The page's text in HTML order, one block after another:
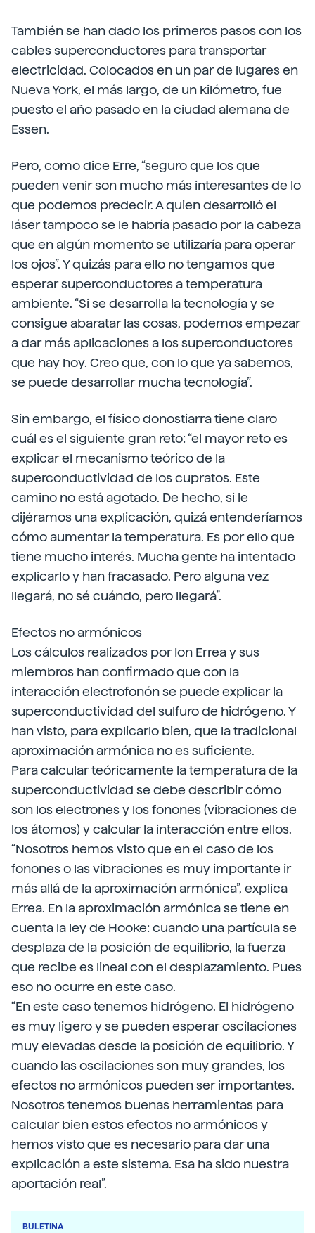
También se han dado los primeros pasos con los
cables superconductores para transportar
electricidad. Colocados en un par de lugares en
Nueva York, el más largo, de un kilómetro, fue
puesto el año pasado en la ciudad alemana de
Essen.
Pero, como dice Erre, “seguro que los que
pueden venir son mucho más interesantes de lo
que podemos predecir. A quien desarrolló el
láser tampoco se le habría pasado por la cabeza
que en algún momento se utilizaría para operar
los ojos”. Y quizás para ello no tengamos que
esperar superconductores a temperatura
ambiente. “Si se desarrolla la tecnología y se
consigue abaratar las cosas, podemos empezar
a dar más aplicaciones a los superconductores
que hay hoy. Creo que, con lo que ya sabemos,
se puede desarrollar mucha tecnología”.
Sin embargo, el físico donostiarra tiene claro
cuál es el siguiente gran reto: “el mayor reto es
explicar el mecanismo teórico de la
superconductividad de los cupratos. Este
camino no está agotado. De hecho, si le
dijéramos una explicación, quizá entenderíamos
cómo aumentar la temperatura. Es por ello que
tiene mucho interés. Mucha gente ha intentado
explicarlo y han fracasado. Pero alguna vez
llegará, no sé cuándo, pero llegará”.
Efectos no armónicos
Los cálculos realizados por Ion Errea y sus
miembros han confirmado que con la
interacción electrofonón se puede explicar la
superconductividad del sulfuro de hidrógeno. Y
han visto, para explicarlo bien, que la tradicional
aproximación armónica no es suficiente.
Para calcular teóricamente la temperatura de la
superconductividad se debe describir cómo
son los electrones y los fonones (vibraciones de
los átomos) y calcular la interacción entre ellos.
“Nosotros hemos visto que en el caso de los
fonones o las vibraciones es muy importante ir
más allá de la aproximación armónica”, explica
Errea. En la aproximación armónica se tiene en
cuenta la ley de Hooke: cuando una partícula se
desplaza de la posición de equilibrio, la fuerza
que recibe es lineal con el desplazamiento. Pues
eso no ocurre en este caso.
“En este caso tenemos hidrógeno. El hidrógeno
es muy ligero y se pueden esperar oscilaciones
muy elevadas desde la posición de equilibrio. Y
cuando las oscilaciones son muy grandes, los
efectos no armónicos pueden ser importantes.
Nosotros tenemos buenas herramientas para
calcular bien estos efectos no armónicos y
hemos visto que es necesario para dar una
explicación a este sistema. Esa ha sido nuestra
aportación real”.
BULETINA